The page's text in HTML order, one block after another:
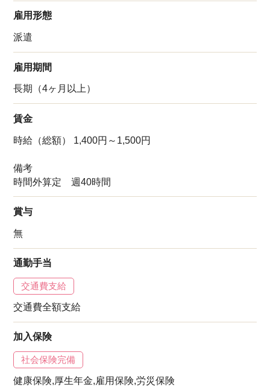
雇用形態
派遣
雇用期間
長期（4ヶ月以上）
賃金
時給（総額） 1,400円～1,500円
備考
時間外算定 週40時間
賞与
無
通勤手当
交通費支給
交通費全額支給
加入保険
社会保険完備
健康保険,厚生年金,雇用保険,労災保険